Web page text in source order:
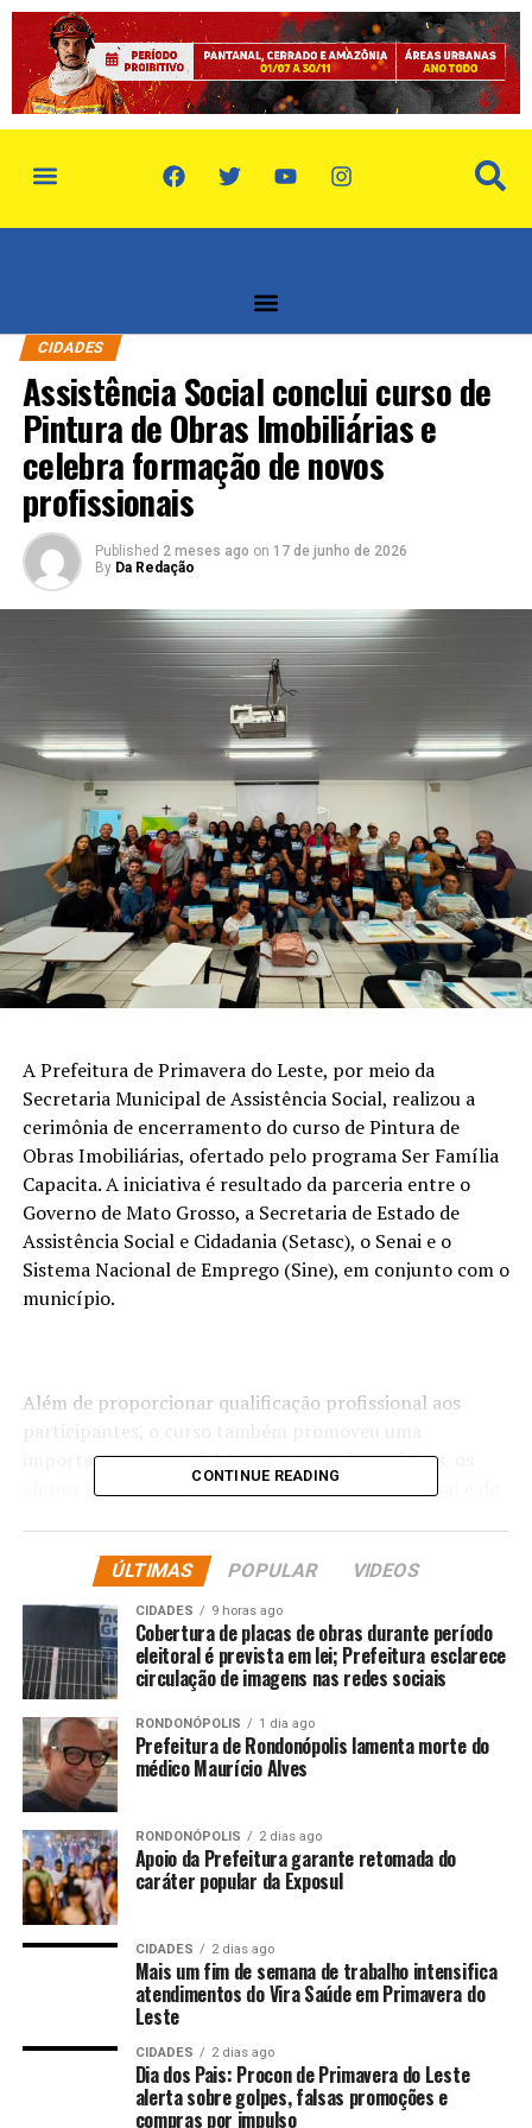
CIDADES
Assistência Social conclui curso de
Pintura de Obras Imobiliárias e
celebra formação de novos
profissionais
Published 2 meses ago on 17 de junho de 2026
By Da Redação
A Prefeitura de Primavera do Leste, por meio da
Secretaria Municipal de Assistência Social, realizou a
cerimônia de encerramento do curso de Pintura de
Obras Imobiliárias, ofertado pelo programa Ser Família
Capacita. A iniciativa é resultado da parceria entre o
Governo de Mato Grosso, a Secretaria de Estado de
Assistência Social e Cidadania (Setasc), o Senai e o
Sistema Nacional de Emprego (Sine), em conjunto com o
município.
Além de proporcionar qualificação profissional aos
importante ação social. Durante as aulas práticas, os
alunos realizaram a pintura do Albergue Municipal e do
de espaços que atendem pessoas em situação de
vulnerabilidade social e jovens do município.
A o coordenado do SINE Bruno Aquino destacou que a
iniciativa vai além da formação técnica, proporcionando
oportunidades de geração de renda e deixando
benefícios permanentes para a comunidade.
“Esse é um curso muito importante, porque os alunos
não apenas aprendem uma nova profissão, mas também
deixam um legado para Primavera do Leste. Eles
colocaram em prática o conhecimento adquirido
revitalizando espaços públicos que acolhem pessoas em
qualificação, cidadania e compromisso social, fruto da
parceria entre a Prefeitura, o Governo do Estado, a
CONTINUE READING
ÚLTIMAS POPULAR VIDEOS
CIDADES 9 horas ago
Cobertura de placas de obras durante período
eleitoral é prevista em lei; Prefeitura esclarece
circulação de imagens nas redes sociais
RONDONÓPOLIS 1 dia ago
Prefeitura de Rondonópolis lamenta morte do
médico Maurício Alves
RONDONÓPOLIS 2 dias ago
Apoio da Prefeitura garante retomada do
caráter popular da Exposul
CIDADES 2 dias ago
Mais um fim de semana de trabalho intensifica
atendimentos do Vira Saúde em Primavera do
Leste
CIDADES 2 dias ago
Dia dos Pais: Procon de Primavera do Leste
alerta sobre golpes, falsas promoções e
compras por impulso